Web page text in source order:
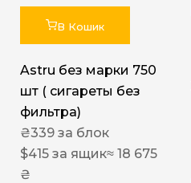
В Кошик
Astru без марки 750
шт ( сигареты без
фильтра)
₴339 за блок
$415 за ящик≈ 18 675
₴